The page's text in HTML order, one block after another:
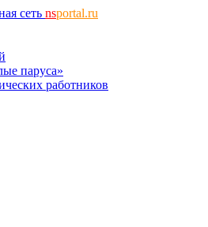
сеть nsportal.ru
паруса»
работников